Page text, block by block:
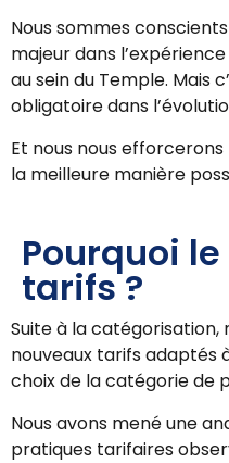
Nous sommes
majeur dans
au sein du Temple. Mais
obligatoire dans
Et nous nous
la meilleure manière
Pourquoi
tarifs ?
Suite à la catégorisation,
nouveaux tarifs adaptés
choix de la catégorie de
Nous avons mené une
pratiques tarifaires